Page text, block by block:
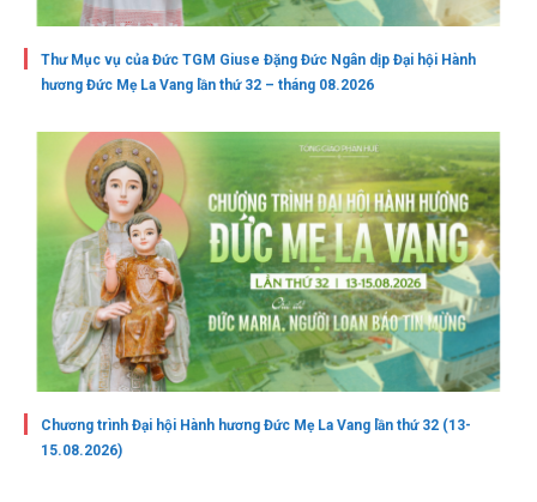
Thư Mục vụ của Đức TGM Giuse Đặng Đức Ngân dịp Đại hội Hành
hương Đức Mẹ La Vang lần thứ 32 – tháng 08.2026
Chương trình Đại hội Hành hương Đức Mẹ La Vang lần thứ 32 (13-
15.08.2026)